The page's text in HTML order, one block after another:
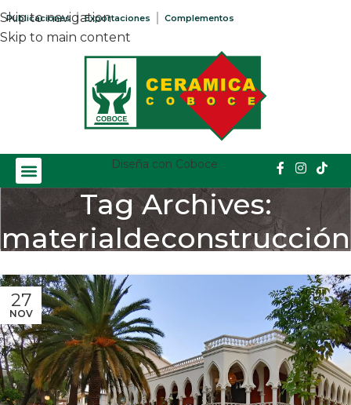
Skip to navigation
Skip to main content
Publicaciones Exportaciones Complementos
Diseña con Coboce
Tag Archives:
materialdeconstrucción
27
NOV